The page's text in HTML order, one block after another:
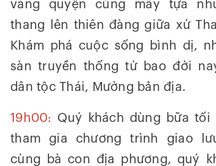
vàng quyện cùng mây tựa
thang lên thiên đàng giữa xứ
Khám phá cuộc sống bình dị,
sàn truyền thống từ bao đời
dân tộc Thái, Mường bản địa.
19h00: Quý khách dùng bữa tối
tham gia chương trình giao
cùng bà con địa phương, quý